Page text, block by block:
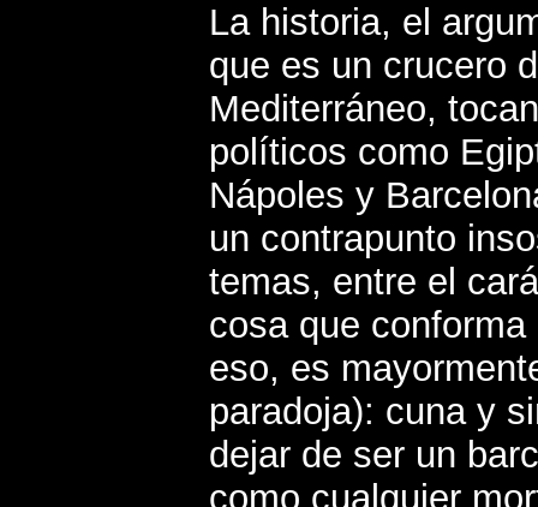
La historia, el
que es un crucero
Mediterráneo,
políticos como
Nápoles y
un contrapunto
temas, entre el
cosa que
eso, es
paradoja): cuna y
dejar de ser un
como cualquier